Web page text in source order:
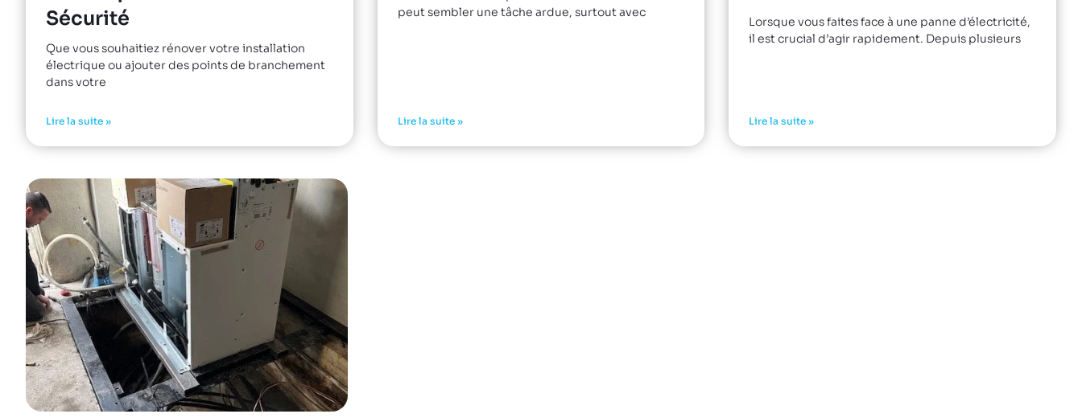
Sécurité
Que vous souhaitiez rénover votre installation
électrique ou ajouter des points de branchement
dans votre
Lire la suite »
peut sembler une tâche ardue, surtout avec
Lire la suite »
Lorsque vous faites face à une panne d’électricité,
il est crucial d’agir rapidement. Depuis plusieurs
Lire la suite »